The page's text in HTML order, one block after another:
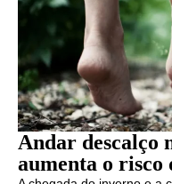
Andar descalço
aumenta o risco